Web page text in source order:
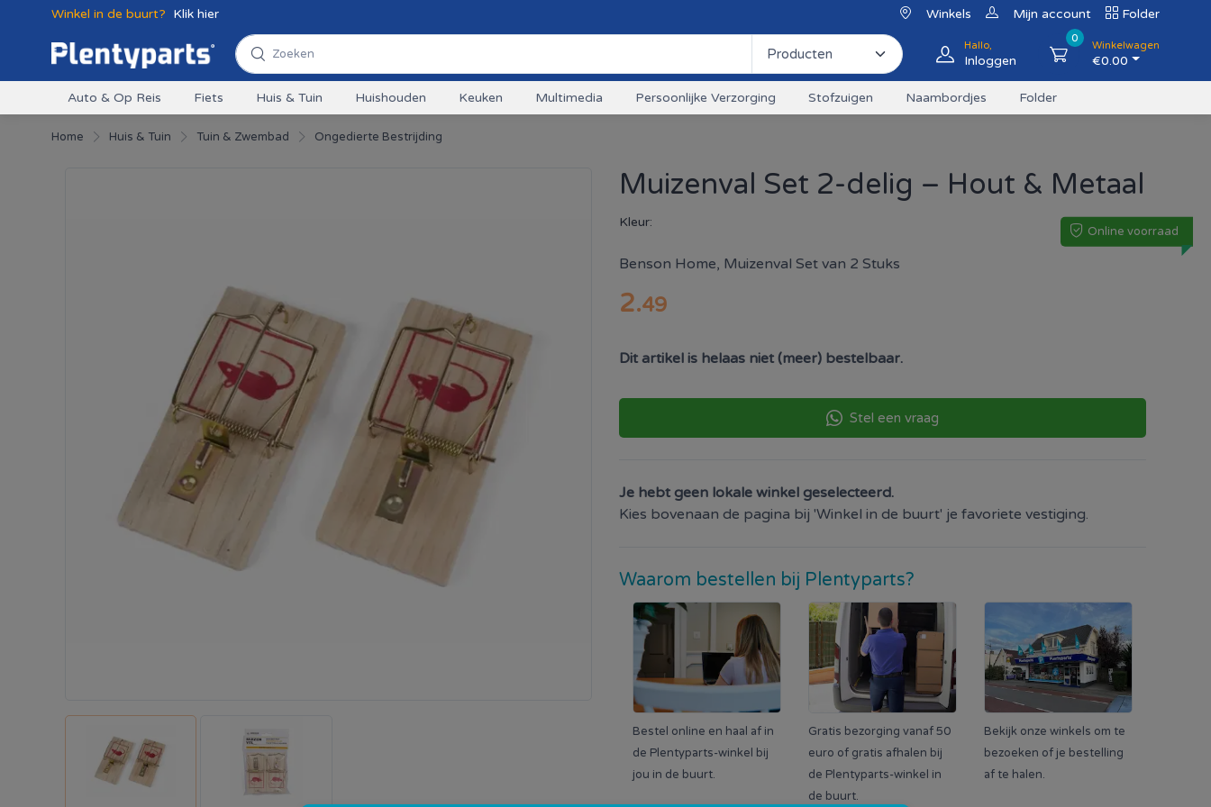
Winkel in de buurt? Klik hier Winkels Mijn account Folder
Hallo,
Inloggen
0
Winkelwagen
€0.00
Auto & Op Reis Fiets Huis & Tuin Huishouden Keuken Multimedia Persoonlijke Verzorging Stofzuigen Naambordjes Folder
Home Huis & Tuin Tuin & Zwembad Ongedierte Bestrijding
Muizenval Set 2-delig – Hout & Metaal
Kleur:
Online voorraad
Benson Home, Muizenval Set van 2 Stuks
2.49
Dit artikel is helaas niet (meer) bestelbaar.
Stel een vraag
Je hebt geen lokale winkel geselecteerd.
Kies bovenaan de pagina bij 'Winkel in de buurt' je favoriete vestiging.
Waarom bestellen bij Plentyparts?
Bestel online en haal af in
de Plentyparts-winkel bij
jou in de buurt.
Gratis bezorging vanaf 50
euro of gratis afhalen bij
de Plentyparts-winkel in
de buurt.
Bekijk onze winkels om te
bezoeken of je bestelling
af te halen.